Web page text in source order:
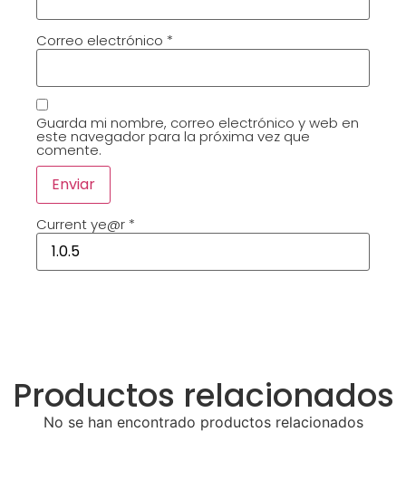
Correo electrónico *
Guarda mi nombre, correo electrónico y web en
este navegador para la próxima vez que
comente.
Current ye@r *
Productos relacionados
No se han encontrado productos relacionados